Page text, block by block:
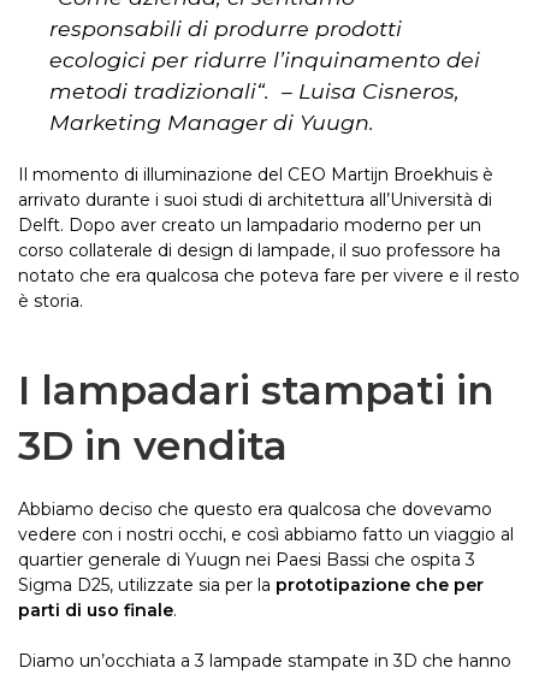
responsabili di produrre prodotti
ecologici per ridurre l’inquinamento dei
metodi tradizionali“. – Luisa Cisneros,
Marketing Manager di Yuugn.
Il momento di illuminazione del CEO Martijn Broekhuis è
arrivato durante i suoi studi di architettura all’Università di
Delft. Dopo aver creato un lampadario moderno per un
corso collaterale di design di lampade, il suo professore ha
notato che era qualcosa che poteva fare per vivere e il resto
è storia.
I lampadari stampati in
3D in vendita
Abbiamo deciso che questo era qualcosa che dovevamo
vedere con i nostri occhi, e così abbiamo fatto un viaggio al
quartier generale di Yuugn nei Paesi Bassi che ospita 3
Sigma D25, utilizzate sia per la prototipazione che per
parti di uso finale.
Diamo un’occhiata a 3 lampade stampate in 3D che hanno